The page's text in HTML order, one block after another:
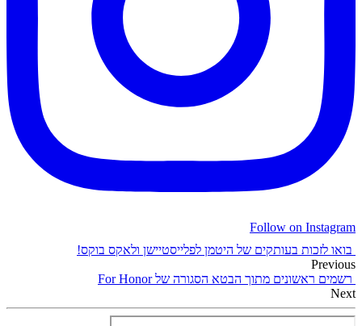
Follow on Instagram
בואו לזכות בעותקים של היטמן לפלייסטיישן ולאקס בוקס!
Previous
רשמים ראשונים מתוך הבטא הסגורה של For Honor
Next